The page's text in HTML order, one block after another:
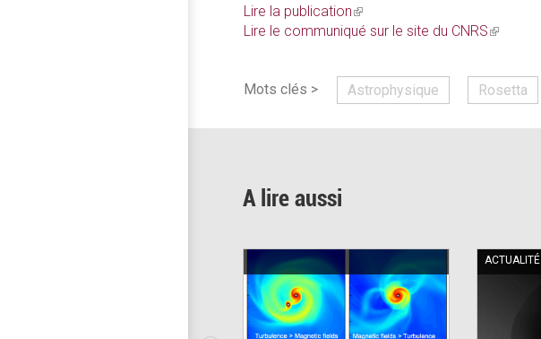
Lire la publication(link
is
Lire le communiqué sur le site du CNRS(link
Mots clés >
Astrophysique Rosetta
A lire aussi
ACTUALITÉ